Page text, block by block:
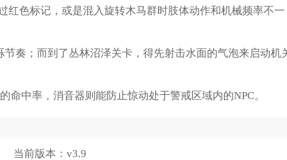
红色标记，或是混入旋转木马群时肢体动作和机械频率不一
奏；而到了丛林沼泽关卡，得先射击水面的气泡来启动机
中率，消音器则能防止惊动处于警戒区域内的NPC。
当前版本： v3.9